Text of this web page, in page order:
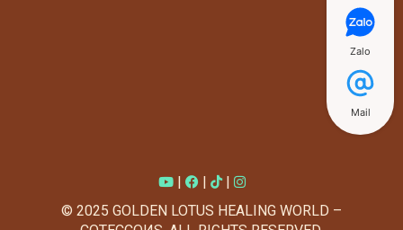
| |
|
© 2025 GOLDEN LOTUS HEALING WORLD –
Zalo
Mail